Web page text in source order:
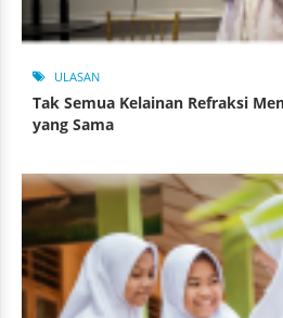
ULASAN
Tak Semua Kelainan Refraksi
yang Sama